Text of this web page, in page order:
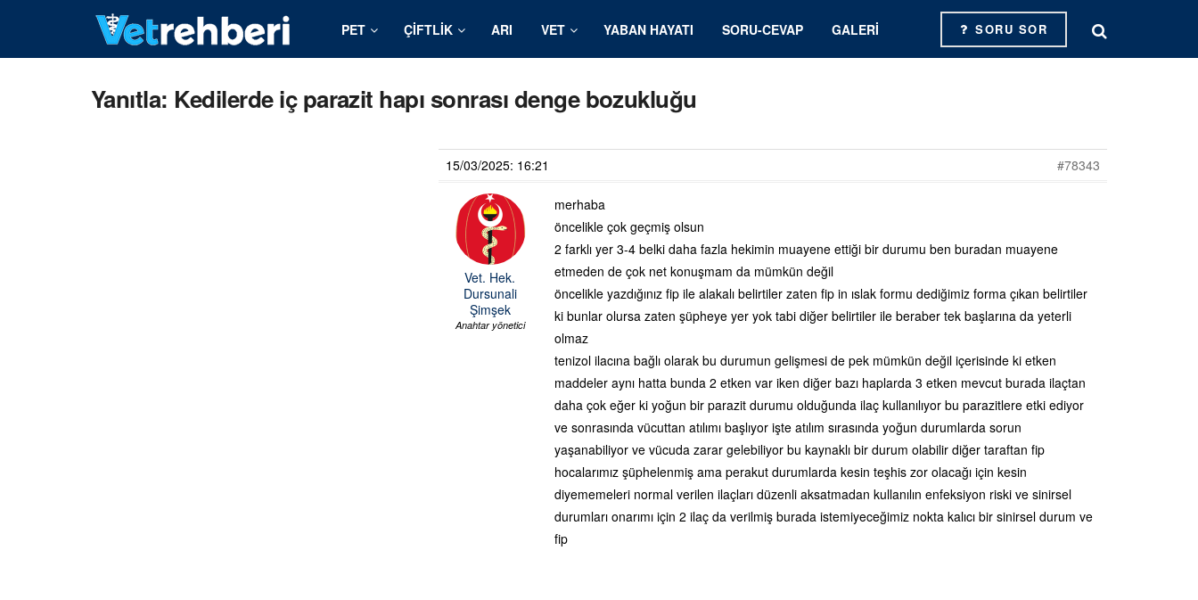
PET ÇIFTLIK ARI VET YABAN HAYATI SORU-CEVAP GALERI SORU SOR
Yanıtla: Kedilerde iç parazit hapı sonrası denge bozukluğu
15/03/2025: 16:21 #78343
Vet. Hek.
Dursunali
Şimşek
Anahtar yönetici
merhaba
öncelikle çok geçmiş olsun
2 farklı yer 3-4 belki daha fazla hekimin muayene ettiği bir durumu ben buradan muayene
etmeden de çok net konuşmam da mümkün değil
öncelikle yazdığınız fip ile alakalı belirtiler zaten fip in ıslak formu dediğimiz forma çıkan belirtiler
ki bunlar olursa zaten şüpheye yer yok tabi diğer belirtiler ile beraber tek başlarına da yeterli
olmaz
tenizol ilacına bağlı olarak bu durumun gelişmesi de pek mümkün değil içerisinde ki etken
maddeler aynı hatta bunda 2 etken var iken diğer bazı haplarda 3 etken mevcut burada ilaçtan
daha çok eğer ki yoğun bir parazit durumu olduğunda ilaç kullanılıyor bu parazitlere etki ediyor
ve sonrasında vücuttan atılımı başlıyor işte atılım sırasında yoğun durumlarda sorun
yaşanabiliyor ve vücuda zarar gelebiliyor bu kaynaklı bir durum olabilir diğer taraftan fip
hocalarımız şüphelenmiş ama perakut durumlarda kesin teşhis zor olacağı için kesin
diyememeleri normal verilen ilaçları düzenli aksatmadan kullanılın enfeksiyon riski ve sinirsel
durumları onarımı için 2 ilaç da verilmiş burada istemiyeceğimiz nokta kalıcı bir sinirsel durum ve
fip